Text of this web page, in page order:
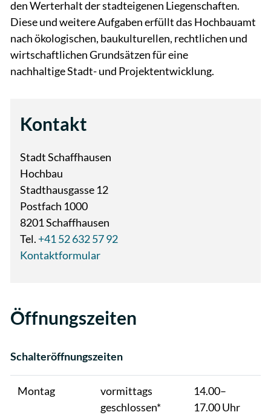
den Werterhalt der stadteigenen Liegenschaften.
Diese und weitere Aufgaben erfüllt das Hochbauamt
nach ökologischen, baukulturellen, rechtlichen und
wirtschaftlichen Grundsätzen für eine
nachhaltige Stadt- und Projektentwicklung.
Kontakt
Stadt Schaffhausen
Hochbau
Stadthausgasse 12
Postfach 1000
8201 Schaffhausen
Tel. +41 52 632 57 92
Kontaktformular
Öffnungszeiten
Schalteröffnungszeiten
Montag
vormittags
geschlossen*
14.00–
17.00 Uhr